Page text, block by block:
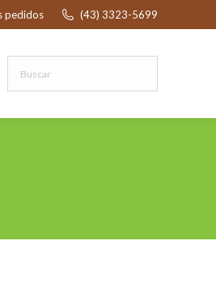
pedidos (43) 3323-5699